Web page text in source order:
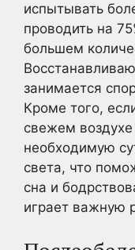
испытывать
проводить на
большем
занимается
Кроме того,
свежем
необходимую
света, что
сна и
играет важную